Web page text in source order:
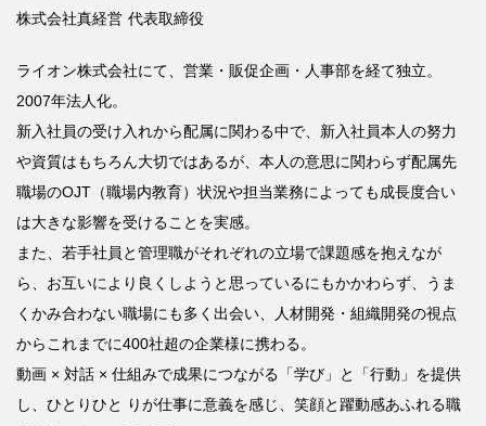
株式会社真経営 代表取締役
ライオン株式会社にて、営業・販促企画・人事部を経て独立。
2007年法人化。
新入社員の受け入れから配属に関わる中で、新入社員本人の努力
や資質はもちろん大切ではあるが、本人の意思に関わらず配属先
職場のOJT （職場内教育）状況や担当業務によっても成長度合い
は大きな影響を受けることを実感。
また、若手社員と管理職がそれぞれの立場で課題感を抱えなが
ら、お互いにより良くしようと思っているにもかかわらず、うま
くかみ合わない職場にも多く出会い、人材開発・組織開発の視点
からこれまでに400社超の企業様に携わる。
動画 × 対話 × 仕組みで成果につながる「学び」と「行動」を提供
し、ひとりひと
りが仕事に意義を感じ、笑顔と躍動感あふれる職